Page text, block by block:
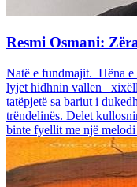
Resmi Osmani:
Natë e fundmajit. Hëna e
lyjet hidhnin vallen
tatëpjetë sa bariut i
trëndelinës. Delet
binte fyellit me një